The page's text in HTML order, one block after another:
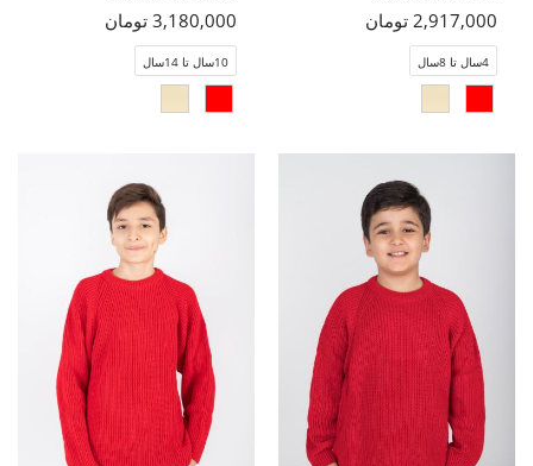
2,917,000 تومان
4سال تا 8سال
3,180,000 تومان
10سال تا 14سال